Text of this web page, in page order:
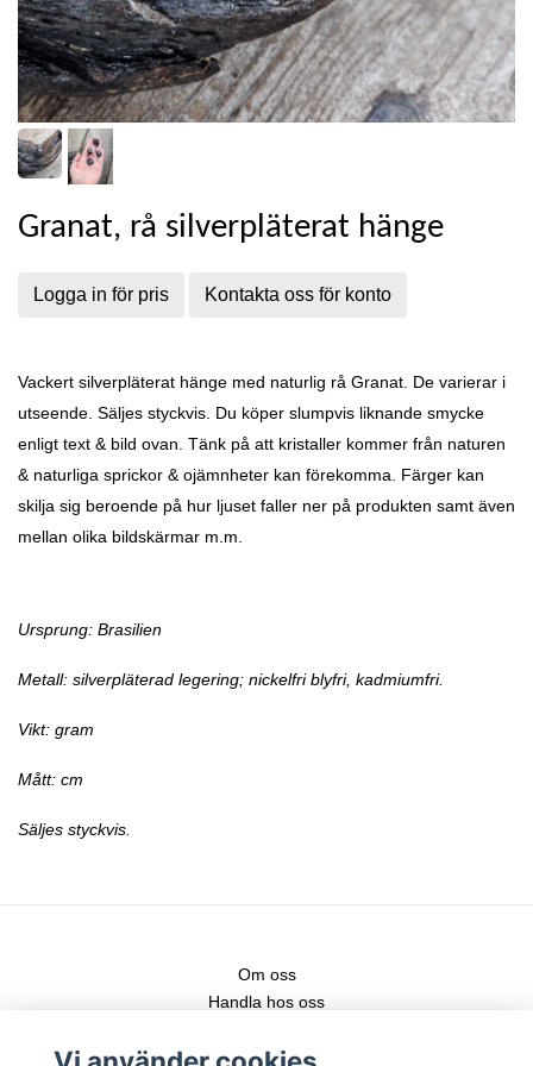
Granat, rå silverpläterat hänge
Logga in för pris Kontakta oss för konto
Vackert silverpläterat hänge med naturlig rå Granat. De varierar i
utseende. Säljes styckvis. Du köper slumpvis liknande smycke
enligt text & bild ovan. Tänk på att kristaller kommer från naturen
& naturliga sprickor & ojämnheter kan förekomma. Färger kan
skilja sig beroende på hur ljuset faller ner på produkten samt även
mellan olika bildskärmar m.m.
Ursprung: Brasilien
Metall: silverpläterad legering; nickelfriblyfri, kadmiumfri.
Vikt: gram
Mått: cm
Säljes styckvis.
Om oss
Handla hos oss
Fraktstege